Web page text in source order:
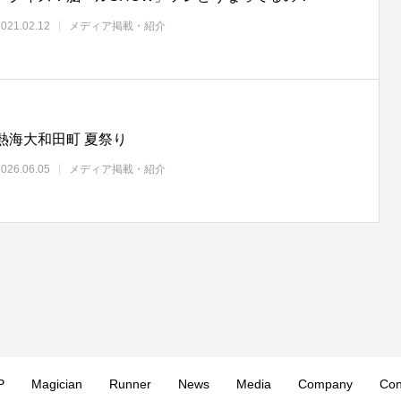
メディア掲載・紹介
海大和田町 夏祭り
メディア掲載・紹介
Magician Runner News Media Company